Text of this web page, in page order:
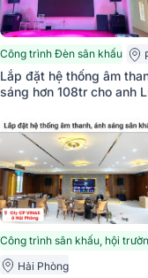
Công trình Đèn sân khấu
Lắp đặt hệ thống âm
sáng hơn 108tr cho anh
Actpro A2 Suit, VX10,
LS500,…)
Công trình sân khấu, hội
Hải Phòng